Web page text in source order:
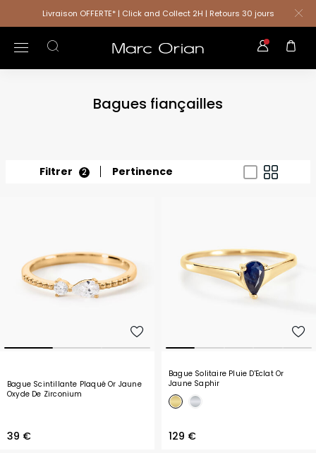
Livraison OFFERTE* | Click and Collect 2H | Retours 30 jours
Bagues fiançailles
Filtrer 2 Pertinence
Bague Scintillante Plaqué Or Jaune
Oxyde De Zirconium
39 €
Bague Solitaire Pluie D'Eclat Or
Jaune Saphir
129 €